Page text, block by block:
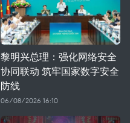
黎明兴总理：强化网络安全
协同联动 筑牢国家数字安全
防线
06/08/2026 16:10